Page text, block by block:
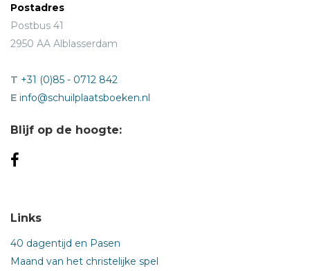
Postadres
Postbus 41
2950 AA Alblasserdam
T +31 (0)85 - 0712 842
E info@schuilplaatsboeken.nl
Blijf op de hoogte:
Links
40 dagentijd en Pasen
Maand van het christelijke spel